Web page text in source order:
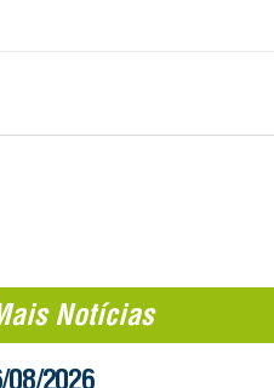
Notícias
08/2026